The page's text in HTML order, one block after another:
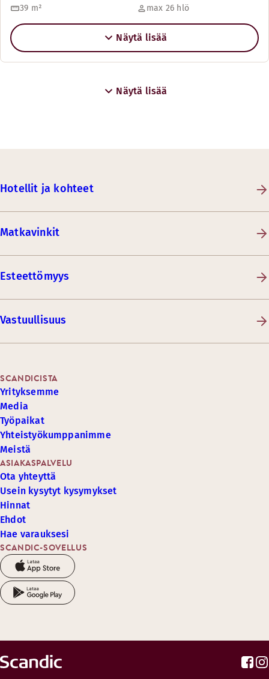
39 m² max 26 hlö
Näytä lisää
Näytä lisää
Hotellit ja kohteet
Matkavinkit
Esteettömyys
Vastuullisuus
SCANDIC-SOVELLUS
ASIAKASPALVELU
Ota yhteyttä
Usein kysytyt kysymykset
Hinnat
Ehdot
Hae varauksesi
SCANDICISTA
Yrityksemme
Media
Työpaikat
Yhteistyökumppanimme
Meistä